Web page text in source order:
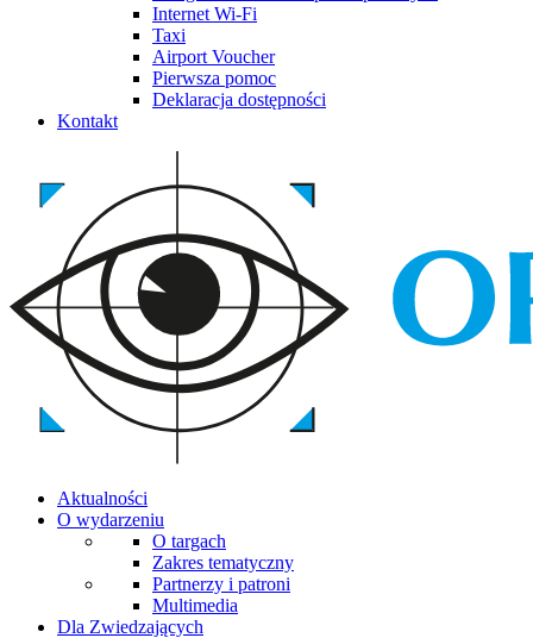
Internet Wi-Fi
Taxi
Airport Voucher
Pierwsza pomoc
Deklaracja dostępności
Kontakt
Aktualności
O wydarzeniu
O targach
Zakres tematyczny
Partnerzy i patroni
Multimedia
Dla Zwiedzających